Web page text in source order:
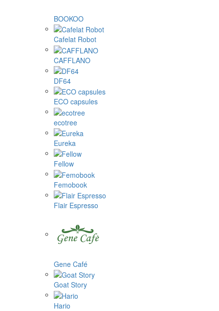
BOOKOO
Cafelat Robot
CAFFLANO
DF64
ECO capsules
ecotree
Eureka
Fellow
Femobook
Flair Espresso
Gene Café
Goat Story
Hario